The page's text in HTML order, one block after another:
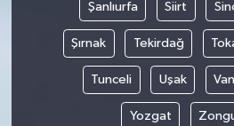
Şanlıurfa Siirt
Şırnak Tekirdağ
Tunceli Uşak Van
Yozgat